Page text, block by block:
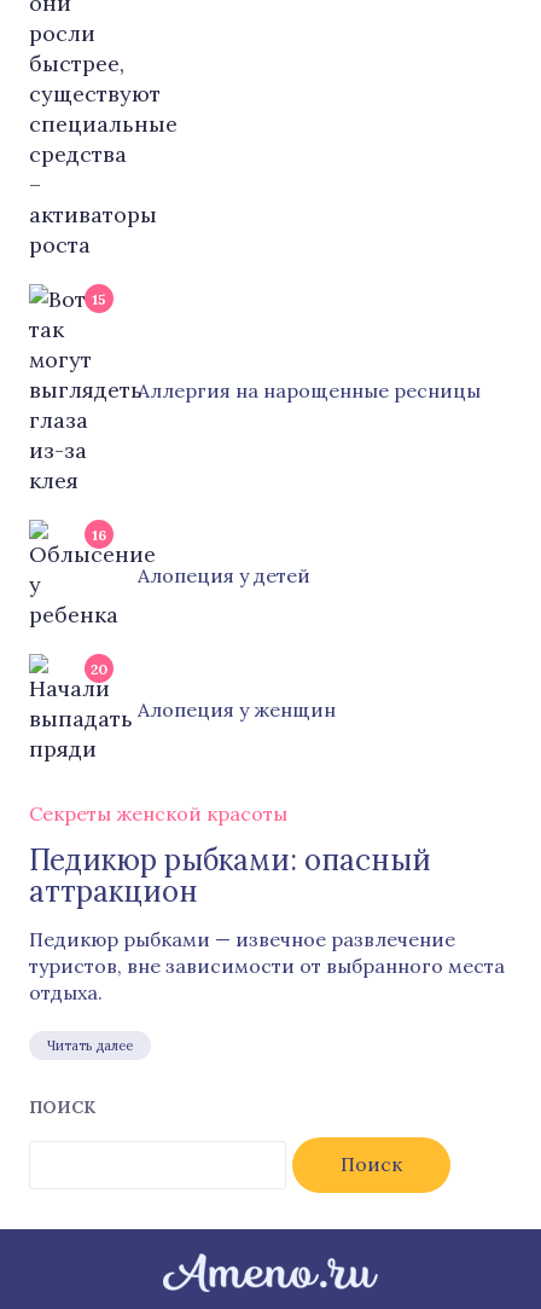
15
Аллергия на нарощенные ресницы
16
Алопеция у детей
20
Алопеция у женщин
Секреты женской красоты
Педикюр рыбками: опасный
аттракцион
Педикюр рыбками — извечное развлечение
туристов, вне зависимости от выбранного места
отдыха.
Читать далее
ПОИСК